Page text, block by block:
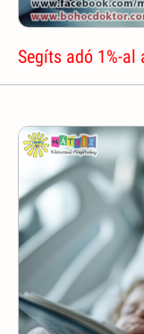
Segíts adó 1%-al